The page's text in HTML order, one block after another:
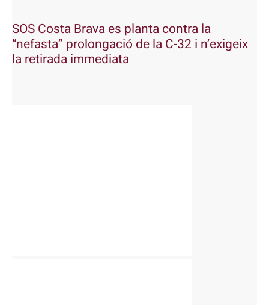
SOS Costa Brava es planta contra la
“nefasta” prolongació de la C-32 i n’exigeix
la retirada immediata